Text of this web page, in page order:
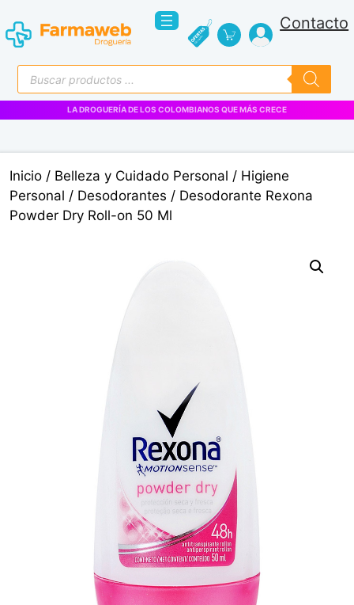
al
contenido
Contacto
Búsqueda
de
productos
Inicio / Belleza y Cuidado Personal / Higiene
Personal / Desodorantes / Desodorante Rexona
Powder Dry Roll-on 50 Ml